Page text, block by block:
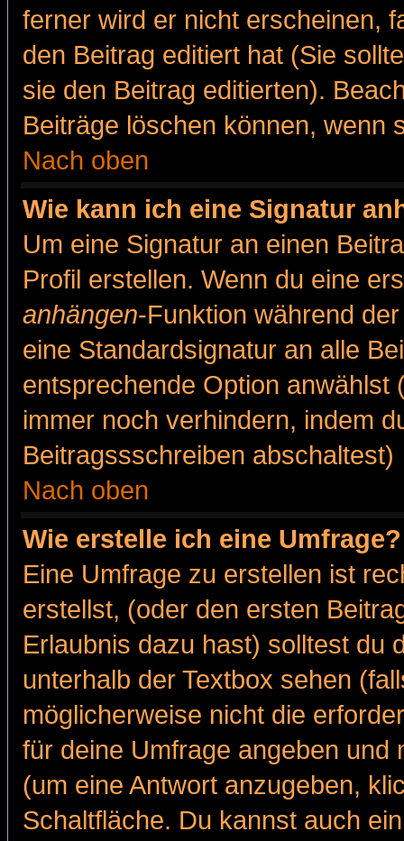
ferner wird er nicht erscheinen,
den Beitrag editiert hat (Sie
sie den Beitrag editierten).
Beiträge löschen können, wenn
Nach oben
Wie kann ich eine Signatur
Um eine Signatur an einen
Profil erstellen. Wenn du eine
anhängen-Funktion während
eine Standardsignatur an alle
entsprechende Option anwählst
immer noch verhindern, indem
Beitragssschreiben abschaltest)
Nach oben
Wie erstelle ich eine Umfrage?
Eine Umfrage zu erstellen ist
erstellst, (oder den ersten
Erlaubnis dazu hast) solltest du
unterhalb der Textbox sehen
möglicherweise nicht die
für deine Umfrage angeben und
(um eine Antwort anzugeben,
Schaltfläche. Du kannst auch